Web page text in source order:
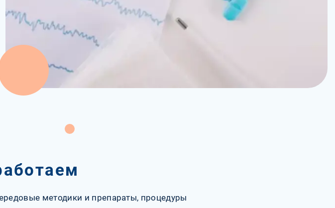
методики и препараты, процедуры